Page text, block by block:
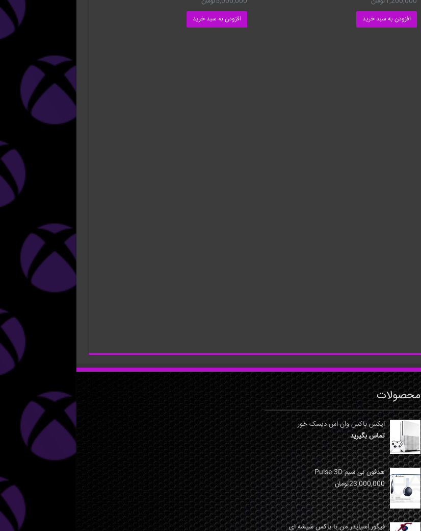
افزودن به سبد خرید افزودن به سبد خرید
محصولات
ایکس باکس وان اس دیسک خور
تماس بگیرید
هدفون بی سیم Pulse 3D
23,000,000تومان
فیگور اسپایدر من با باکس شیشه ای